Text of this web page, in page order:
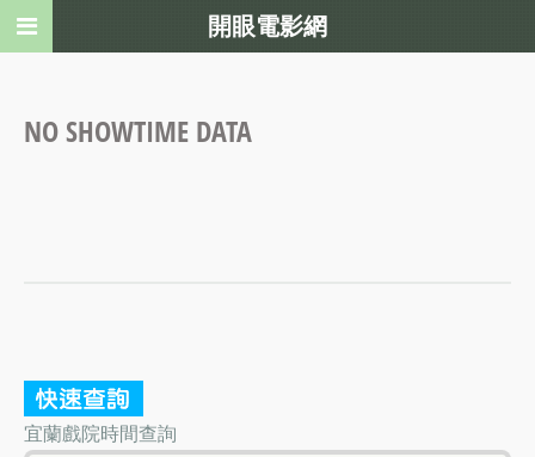
NO SHOWTIME DATA
宜蘭戲院時間查詢
開眼電影網